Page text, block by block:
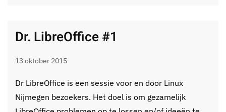
Dr. LibreOffice #1
13 oktober 2015
Dr LibreOffice is een sessie voor en door Linux
Nijmegen bezoekers. Het doel is om gezamelijk